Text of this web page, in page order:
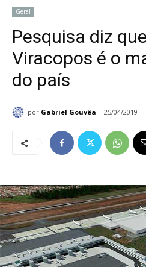
Geral
Pesquisa diz
Viracopos é o
do país
por Gabriel Gouvêa 25/04/2019